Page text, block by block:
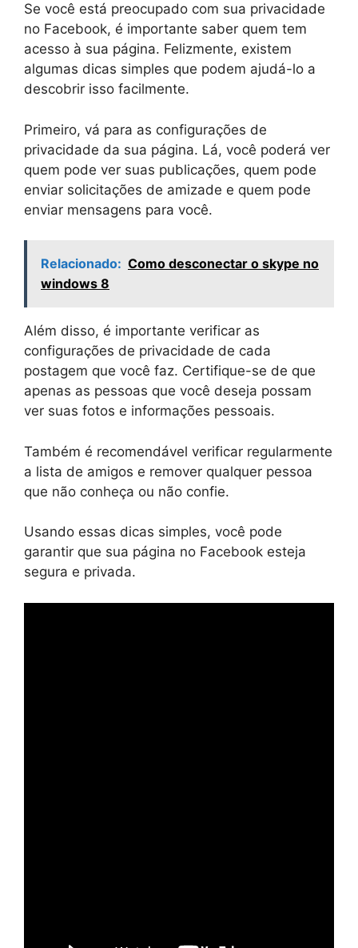
Se você está preocupado com sua privacidade
no Facebook, é importante saber quem tem
acesso à sua página. Felizmente, existem
algumas dicas simples que podem ajudá-lo a
descobrir isso facilmente.
Primeiro, vá para as configurações de
privacidade da sua página. Lá, você poderá ver
quem pode ver suas publicações, quem pode
enviar solicitações de amizade e quem pode
enviar mensagens para você.
Relacionado: Como desconectar o skype no
windows 8
Além disso, é importante verificar as
configurações de privacidade de cada
postagem que você faz. Certifique-se de que
apenas as pessoas que você deseja possam
ver suas fotos e informações pessoais.
Também é recomendável verificar regularmente
a lista de amigos e remover qualquer pessoa
que não conheça ou não confie.
Usando essas dicas simples, você pode
garantir que sua página no Facebook esteja
segura e privada.